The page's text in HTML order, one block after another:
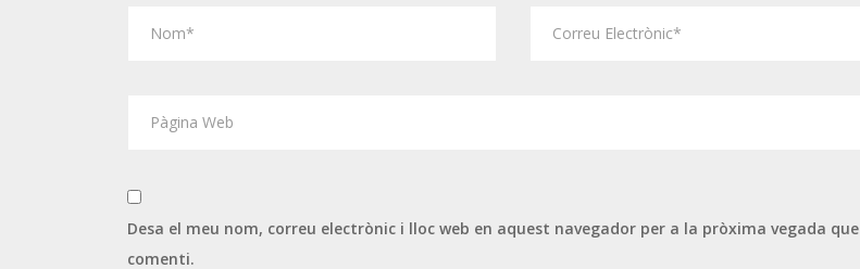
Desa el meu nom, correu electrònic i lloc web en aquest navegador per a la pròxima vegada que
comenti.